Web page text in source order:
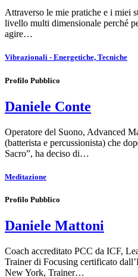
Attraverso le mie pratiche e i miei
livello multi dimensionale perché
agire…
Vibrazionali - Energetiche, Tecniche
Profilo Pubblico
Daniele Conte
Operatore del Suono, Advanced
(batterista e percussionista) che
Sacro”, ha deciso di…
Meditazione
Profilo Pubblico
Daniele Mattoni
Coach accreditato PCC da ICF,
Trainer di Focusing certificato
New York, Trainer…